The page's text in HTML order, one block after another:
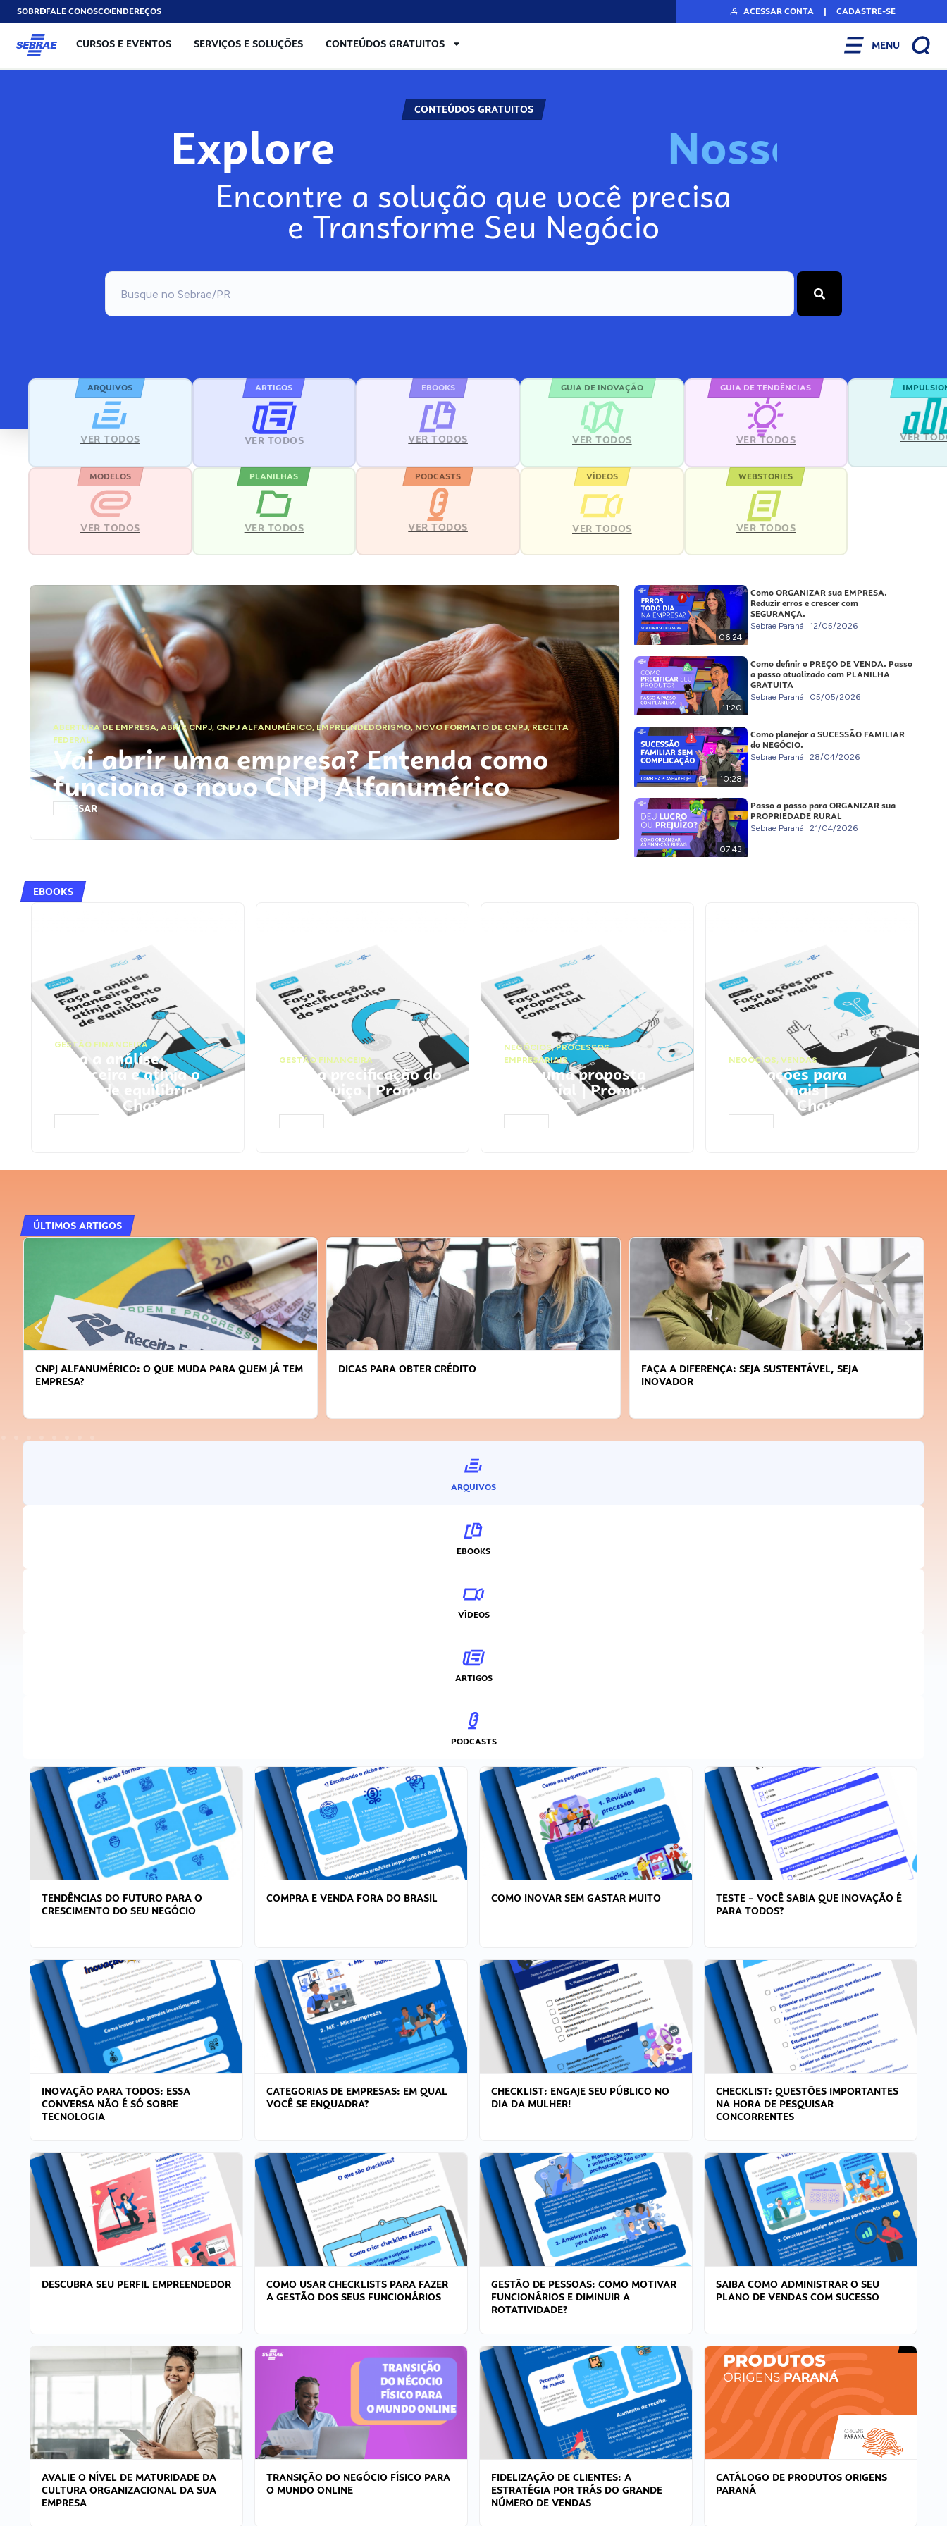
SOBREFALE CONOSCOENDEREÇOS ACESSAR CONTA | CADASTRE-SE
CURSOS E EVENTOS SERVIÇOS E SOLUÇÕES CONTEÚDOS GRATUITOS MENU
CONTEÚDOS GRATUITOS
Explore o
N
Encontre a solução que você precisa
e Transforme Seu Negócio
ARQUIVOS
VER TODOS
ARTIGOS
VER TODOS
EBOOKS
VER TODOS
GUIA DE INOVAÇÃO
VER TODOS
GUIA DE TENDÊNCIAS
VER TODOS VER
MODELOS
VER TODOS
PLANILHAS
VER TODOS
PODCASTS
VER TODOS
VÍDEOS
VER TODOS
WEBSTORIES
VER TODOS
ABERTURA DE EMPRESA,ABRIR CNPJ, CNPJ ALFANUMÉRICO, EMPREENDEDORISMO,NOVO FORMATO DE CNPJ,RECEITA
FEDERAL
Vai abrir uma empresa? Entenda como
funciona o novo CNPJ Alfanumérico
ACESSAR
06:24
Como ORGANIZAR sua EMPRESA.
Reduzir erros e crescer com
SEGURANÇA.
Sebrae Paraná 12/05/2026
11:20
Como definir o PREÇO DE VENDA. Passo
a passo atualizado com PLANILHA
GRATUITA
Sebrae Paraná 05/05/2026
10:28
Como planejar a SUCESSÃO FAMILIAR
do NEGÓCIO.
Sebrae Paraná 28/04/2026
07:43
Passo a passo para ORGANIZAR sua
PROPRIEDADE RURAL
Sebrae Paraná 21/04/2026
EBOOKS
GESTÃO FINANCEIRA
Faça a análise
financeira e atinja o
ponto de equilíbrio |
Prompts ChatGPT
GESTÃO FINANCEIRA
Faça a precificação do
seu serviço | Prompts
ChatGPT
NEGÓCIOS,PROCESSOS
EMPRESARIAIS
Faça uma proposta
comercial | Prompts
ChatGPT
NEGÓCIOS, VENDAS
Faça ações para
vender mais |
Prompts ChatGPT
ÚLTIMOS ARTIGOS
CNPJ ALFANUMÉRICO: O QUE MUDA PARA QUEM JÁ TEM
EMPRESA?
DICAS PARA OBTER CRÉDITO
FAÇA A DIFERENÇA: SEJA SUSTENTÁVEL, SEJA
INOVADOR
ARQUIVOS
EBOOKS
VÍDEOS
ARTIGOS
PODCASTS
TENDÊNCIAS DO FUTURO PARA O
CRESCIMENTO DO SEU NEGÓCIO
COMPRA E VENDA FORA DO BRASIL COMO INOVAR SEM GASTAR MUITO
TESTE – VOCÊ SABIA QUE INOVAÇÃO É
PARA TODOS?
INOVAÇÃO PARA TODOS: ESSA
CONVERSA NÃO É SÓ SOBRE
TECNOLOGIA
CATEGORIAS DE EMPRESAS: EM QUAL
VOCÊ SE ENQUADRA?
CHECKLIST: ENGAJE SEU PÚBLICO NO
DIA DA MULHER!
CHECKLIST: QUESTÕES IMPORTANTES
NA HORA DE PESQUISAR
CONCORRENTES
DESCUBRA SEU PERFIL EMPREENDEDOR
COMO USAR CHECKLISTS PARA FAZER
A GESTÃO DOS SEUS FUNCIONÁRIOS
GESTÃO DE PESSOAS: COMO MOTIVAR
FUNCIONÁRIOS E DIMINUIR A
ROTATIVIDADE?
SAIBA COMO ADMINISTRAR O SEU
PLANO DE VENDAS COM SUCESSO
AVALIE O NÍVEL DE MATURIDADE DA
CULTURA ORGANIZACIONAL DA SUA
EMPRESA
TRANSIÇÃO DO NEGÓCIO FÍSICO PARA
O MUNDO ONLINE
FIDELIZAÇÃO DE CLIENTES: A
ESTRATÉGIA POR TRÁS DO GRANDE
NÚMERO DE VENDAS
CATÁLOGO DE PRODUTOS ORIGENS
PARANÁ